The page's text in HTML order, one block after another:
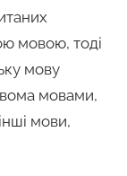
мовою, тоді
мову
мовами,
мови,